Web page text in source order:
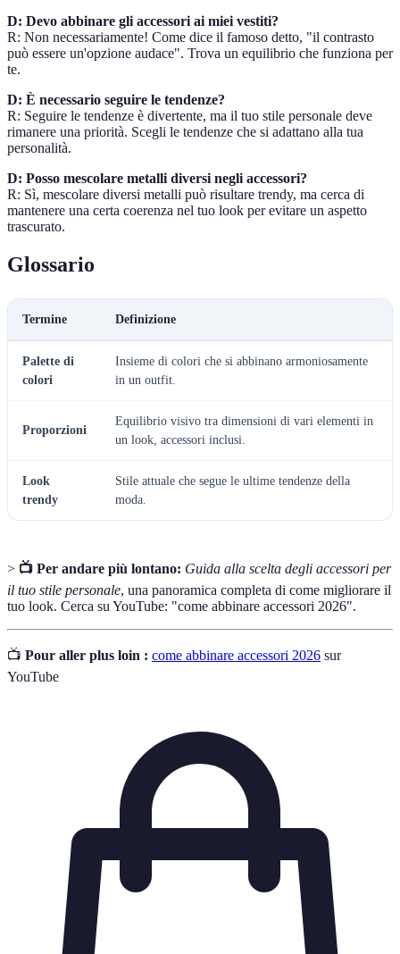
D: Devo abbinare gli accessori ai miei vestiti?
R: Non necessariamente! Come dice il famoso detto, "il contrasto
può essere un'opzione audace". Trova un equilibrio che funziona per
te.
D: È necessario seguire le tendenze?
R: Seguire le tendenze è divertente, ma il tuo stile personale deve
rimanere una priorità. Scegli le tendenze che si adattano alla tua
personalità.
D: Posso mescolare metalli diversi negli accessori?
R: Sì, mescolare diversi metalli può risultare trendy, ma cerca di
mantenere una certa coerenza nel tuo look per evitare un aspetto
trascurato.
Glossario
Termine Definizione
Palette di
colori
Insieme di colori che si abbinano armoniosamente
in un outfit.
Proporzioni
Equilibrio visivo tra dimensioni di vari elementi in
un look, accessori inclusi.
Look
trendy
Stile attuale che segue le ultime tendenze della
moda.
> 📺 Per andare più lontano: Guida alla scelta degli accessori per
il tuo stile personale, una panoramica completa di come migliorare il
tuo look. Cerca su YouTube: "come abbinare accessori 2026".
📺 Pour aller plus loin : come abbinare accessori 2026 sur
YouTube